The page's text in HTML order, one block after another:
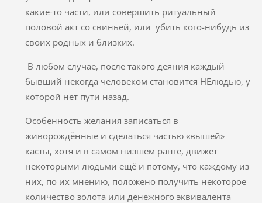
какие-то части, или совершить ритуальный
половой акт со свиньей, или убить кого-нибудь из
своих родных и близких.
В любом случае, после такого деяния каждый
бывший некогда человеком становится НЕлюдью, у
которой нет пути назад.
Особенность желания записаться в
живорождённые и сделаться частью «вышей»
касты, хотя и в самом низшем ранге, движет
некоторыми людьми ещё и потому, что каждому из
них, по их мнению, положено получить некоторое
количество золота или денежного эквивалента